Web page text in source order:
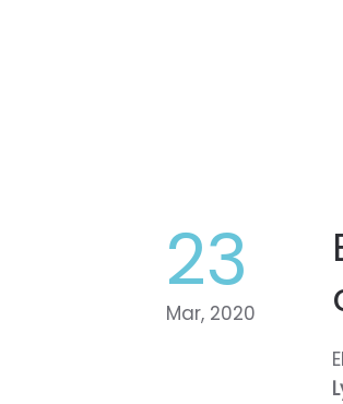
23
Mar, 2020